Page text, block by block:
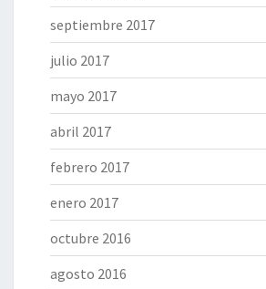
septiembre 2017
julio 2017
mayo 2017
abril 2017
febrero 2017
enero 2017
octubre 2016
agosto 2016